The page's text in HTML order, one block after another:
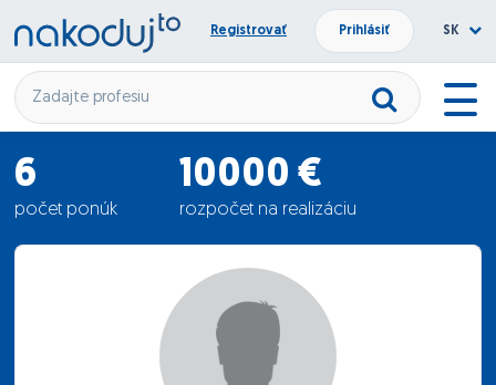
Registrovať Prihlásiť SK
6
počet ponúk
10000 €
rozpočet na realizáciu
5916.67 €